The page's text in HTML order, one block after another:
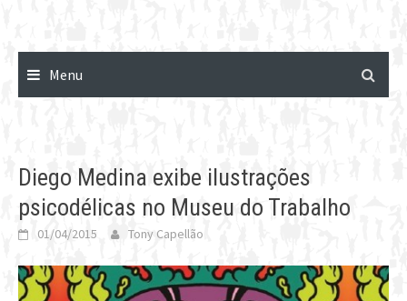
Menu
Diego Medina exibe ilustrações
psicodélicas no Museu do Trabalho
01/04/2015 Tony Capellão